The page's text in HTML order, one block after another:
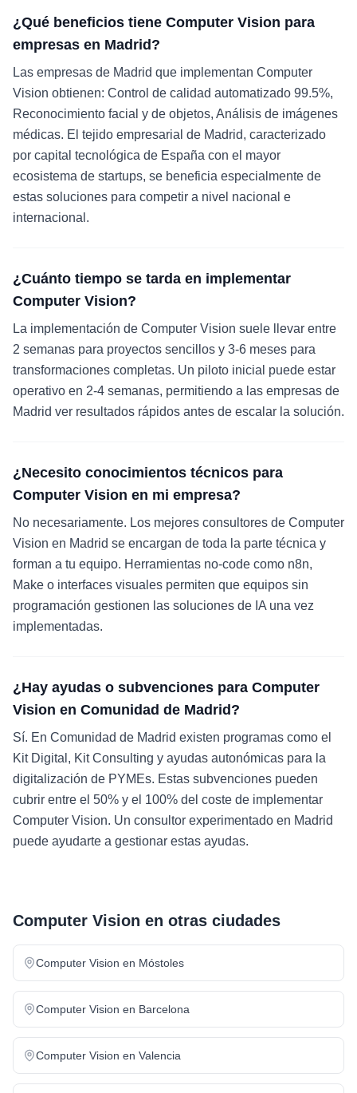
¿Qué beneficios tiene Computer Vision para
empresas en Madrid?
Las empresas de Madrid que implementan Computer
Vision obtienen: Control de calidad automatizado 99.5%,
Reconocimiento facial y de objetos, Análisis de imágenes
médicas. El tejido empresarial de Madrid, caracterizado
por capital tecnológica de España con el mayor
ecosistema de startups, se beneficia especialmente de
estas soluciones para competir a nivel nacional e
internacional.
¿Cuánto tiempo se tarda en implementar
Computer Vision?
La implementación de Computer Vision suele llevar entre
2 semanas para proyectos sencillos y 3-6 meses para
transformaciones completas. Un piloto inicial puede estar
operativo en 2-4 semanas, permitiendo a las empresas de
Madrid ver resultados rápidos antes de escalar la solución.
¿Necesito conocimientos técnicos para
Computer Vision en mi empresa?
No necesariamente. Los mejores consultores de Computer
Vision en Madrid se encargan de toda la parte técnica y
forman a tu equipo. Herramientas no-code como n8n,
Make o interfaces visuales permiten que equipos sin
programación gestionen las soluciones de IA una vez
implementadas.
¿Hay ayudas o subvenciones para Computer
Vision en Comunidad de Madrid?
Sí. En Comunidad de Madrid existen programas como el
Kit Digital, Kit Consulting y ayudas autonómicas para la
digitalización de PYMEs. Estas subvenciones pueden
cubrir entre el 50% y el 100% del coste de implementar
Computer Vision. Un consultor experimentado en Madrid
puede ayudarte a gestionar estas ayudas.
Computer Vision en otras ciudades
Computer Vision en Móstoles
Computer Vision en Barcelona
Computer Vision en Valencia